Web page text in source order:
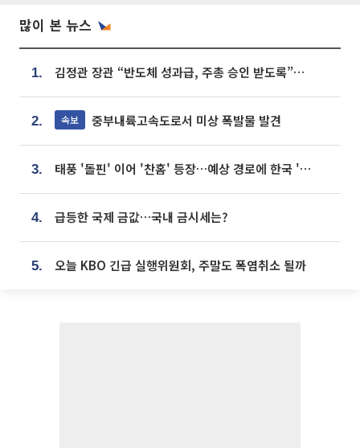
많이 본 뉴스
1. 김정관 장관 “반도체 성과급, 주총 승인 받도록”…상법·자본시장법 개정 시사
2. 속보 중부내륙고속도로서 미상 폭발물 발견
3. 태풍 '돌핀' 이어 '찬홈' 등장…예상 경로에 한국 '한숨'
4. 급등한 국제 금값…국내 금시세는?
5. 오늘 KBO 긴급 실행위원회, 주말도 폭염취소 될까